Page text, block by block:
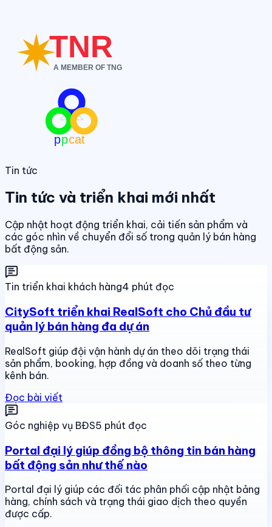
Tin tức
Tin tức và triển khai mới nhất
Cập nhật hoạt động triển khai, cải tiến sản phẩm và
các góc nhìn về chuyển đổi số trong quản lý bán hàng
bất động sản.
Tin triển khai khách hàng4 phút đọc
CitySoft triển khai RealSoft cho Chủ đầu tư
quản lý bán hàng đa dự án
RealSoft giúp đội vận hành dự án theo dõi trạng thái
sản phẩm, booking, hợp đồng và doanh số theo từng
kênh bán.
Đọc bài viết
Góc nghiệp vụ BĐS5 phút đọc
Portal đại lý giúp đồng bộ thông tin bán hàng
bất động sản như thế nào
Portal đại lý giúp các đối tác phân phối cập nhật bảng
hàng, chính sách và trạng thái giao dịch theo quyền
được cấp.